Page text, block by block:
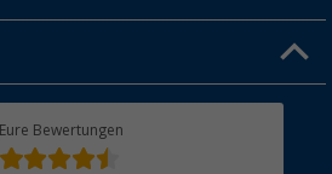
Eure Bewertungen